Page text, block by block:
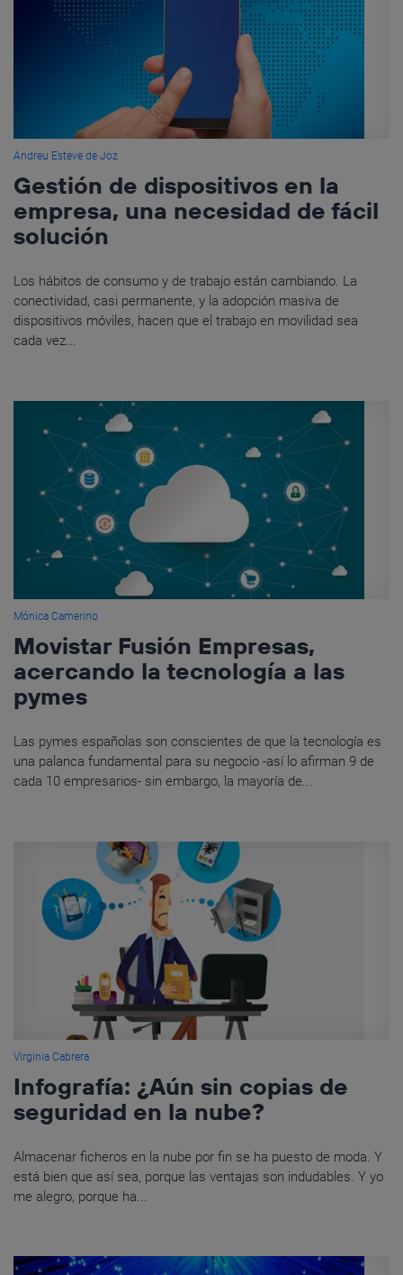
Andreu Esteve de Joz
Gestión de dispositivos en la
empresa, una necesidad de fácil
solución
Los hábitos de consumo y de trabajo están cambiando. La
conectividad, casi permanente, y la adopción masiva de
dispositivos móviles, hacen que el trabajo en movilidad sea
cada vez...
Mónica Camerino
Movistar Fusión Empresas,
acercando la tecnología a las
pymes
Las pymes españolas son conscientes de que la tecnología es
una palanca fundamental para su negocio -así lo afirman 9 de
cada 10 empresarios- sin embargo, la mayoría de...
Virginia Cabrera
Infografía: ¿Aún sin copias de
seguridad en la nube?
Almacenar ficheros en la nube por fin se ha puesto de moda. Y
está bien que así sea, porque las ventajas son indudables. Y yo
me alegro, porque ha...